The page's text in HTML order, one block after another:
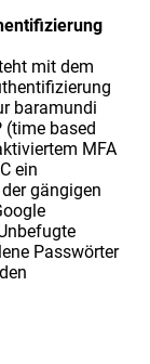
mit dem
baramundi
(time based
MFA
ein
gängigen
Passwörter